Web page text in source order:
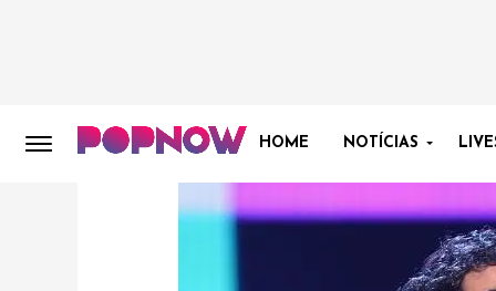
HOME NOTÍCIAS